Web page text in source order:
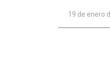
19 de enero